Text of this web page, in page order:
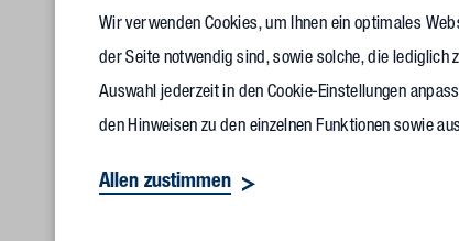
Ulrich Henneke, Partner Vollack Ost, bei seinem Vortrag an der
Klaus Teizer brachte es nach der Veranstaltung es
Wir verwenden Cookies, um Ihnen ein optimales
der Seite notwendig sind, sowie solche, die lediglich
Auswahl jederzeit in den Cookie-Einstellungen
den Hinweisen zu den einzelnen Funktionen sowie
Allen zustimmen